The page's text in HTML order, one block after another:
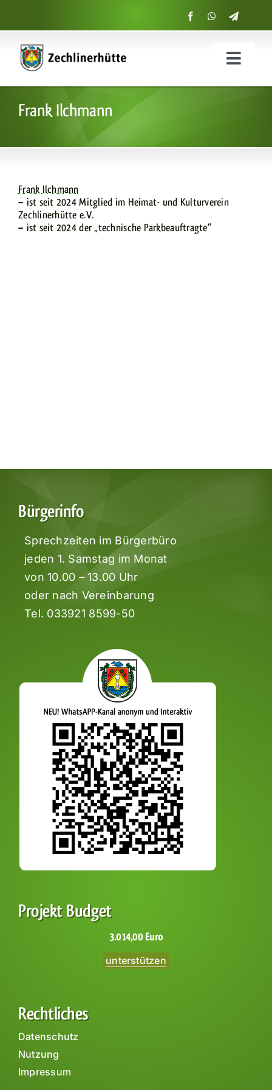
springen
Menü
Frank Ilchmann
Frank Ilchmann
– ist seit 2024 Mitglied im Heimat- und Kulturverein
Zechlinerhütte e.V.
– ist seit 2024 der „technische Parkbeauftragte“
Bürgerinfo
Sprechzeiten im Bürgerbüro
jeden 1. Samstag im Monat
von 10.00 – 13.00 Uhr
oder nach Vereinbarung
Tel. 033921 8599-50
Projekt Budget
3.014,00 Euro
unterstützen
Rechtliches
Datenschutz
Nutzung
Impressum